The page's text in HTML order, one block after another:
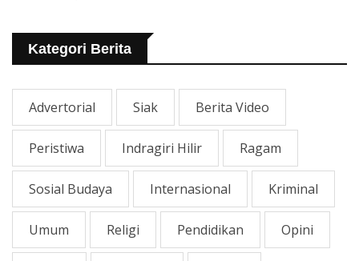
Kategori Berita
Advertorial Siak Berita Video
Peristiwa Indragiri Hilir Ragam
Sosial Budaya Internasional Kriminal
Umum Religi Pendidikan Opini